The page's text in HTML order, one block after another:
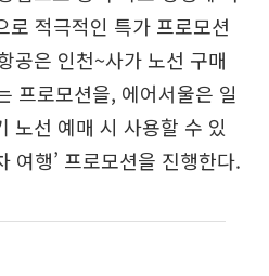
로 적극적인 특가 프로모션
공은 인천~사가 노선 구매
프로모션을, 에어서울은 일
노선 예매 시 사용할 수 있
여행’ 프로모션을 진행한다.